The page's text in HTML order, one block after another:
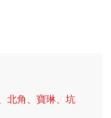
北角、寶琳、坑